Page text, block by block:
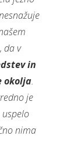
da v
in
okolja.
je
nima